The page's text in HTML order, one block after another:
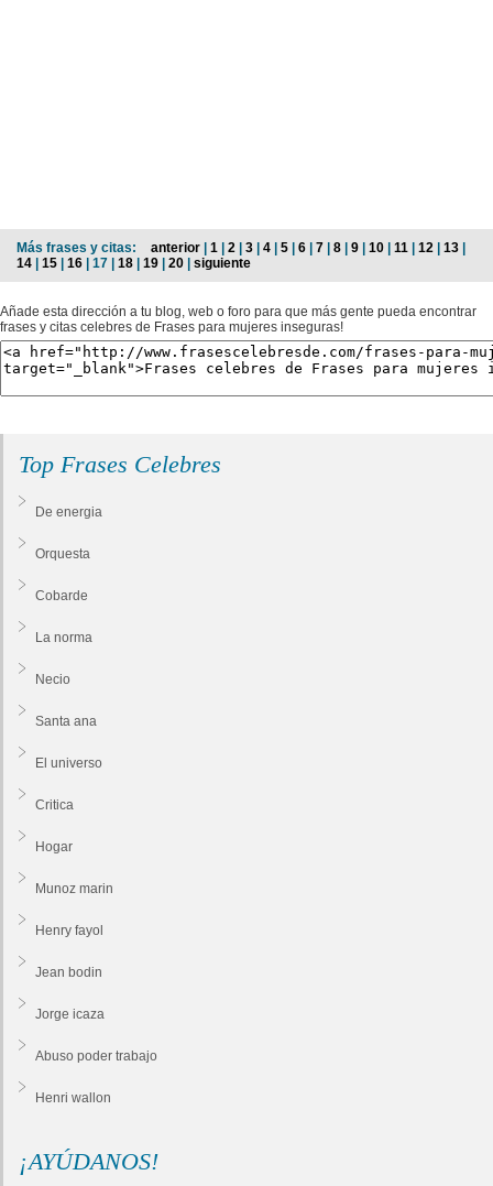
Más frases y citas: anterior | 1 | 2 | 3 | 4 | 5 | 6 | 7 | 8 | 9 | 10 | 11 | 12 | 13 |
14 | 15 | 16 | 17 | 18 | 19 | 20 | siguiente
Añade esta dirección a tu blog, web o foro para que más gente pueda encontrar
frases y citas celebres de Frases para mujeres inseguras!
Top Frases Celebres
De energia
Orquesta
Cobarde
La norma
Necio
Santa ana
El universo
Critica
Hogar
Munoz marin
Henry fayol
Jean bodin
Jorge icaza
Abuso poder trabajo
Henri wallon
¡AYÚDANOS!